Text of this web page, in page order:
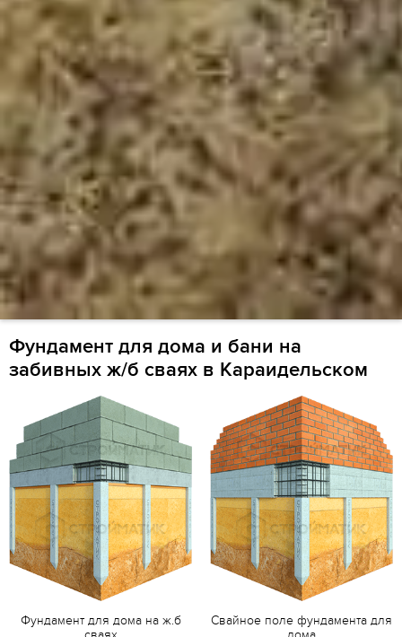
Фундамент для дома и бани на
забивных ж/б сваях в Караидельском
Фундамент для дома на ж.б
Свайное поле фундамента для